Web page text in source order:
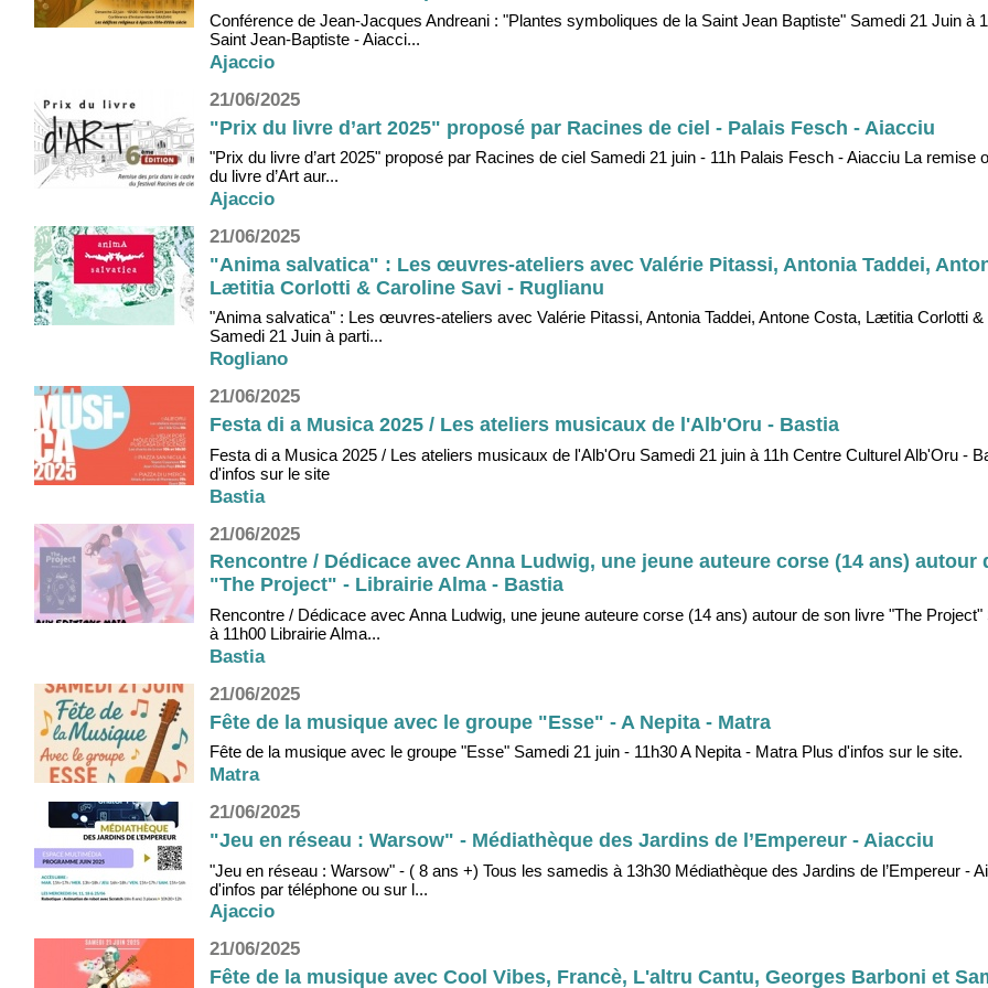
Conférence de Jean-Jacques Andreani : "Plantes symboliques de la Saint Jean Baptiste" Samedi 21 Juin à
Saint Jean-Baptiste - Aiacci...
Ajaccio
21/06/2025
"Prix du livre d’art 2025" proposé par Racines de ciel - Palais Fesch - Aiacciu
"Prix du livre d’art 2025" proposé par Racines de ciel Samedi 21 juin - 11h Palais Fesch - Aiacciu La remise
du livre d’Art aur...
Ajaccio
21/06/2025
"Anima salvatica" : Les œuvres-ateliers avec Valérie Pitassi, Antonia Taddei,
Lætitia Corlotti & Caroline Savi - Ruglianu
"Anima salvatica" : Les œuvres-ateliers avec Valérie Pitassi, Antonia Taddei, Antone Costa, Lætitia Corlotti &
Samedi 21 Juin à parti...
Rogliano
21/06/2025
Festa di a Musica 2025 / Les ateliers musicaux de l'Alb'Oru - Bastia
Festa di a Musica 2025 / Les ateliers musicaux de l'Alb'Oru Samedi 21 juin à 11h Centre Culturel Alb'Oru -
d'infos sur le site
Bastia
21/06/2025
Rencontre / Dédicace avec Anna Ludwig, une jeune auteure corse (14 ans) autour
"The Project" - Librairie Alma - Bastia
Rencontre / Dédicace avec Anna Ludwig, une jeune auteure corse (14 ans) autour de son livre "The Project"
à 11h00 Librairie Alma...
Bastia
21/06/2025
Fête de la musique avec le groupe "Esse" - A Nepita - Matra
Fête de la musique avec le groupe "Esse" Samedi 21 juin - 11h30 A Nepita - Matra Plus d'infos sur le site.
Matra
21/06/2025
"Jeu en réseau : Warsow" - Médiathèque des Jardins de l’Empereur - Aiacciu
"Jeu en réseau : Warsow" - ( 8 ans +) Tous les samedis à 13h30 Médiathèque des Jardins de l’Empereur -
d'infos par téléphone ou sur l...
Ajaccio
21/06/2025
Fête de la musique avec Cool Vibes, Francè, L'altru Cantu, Georges Barboni et